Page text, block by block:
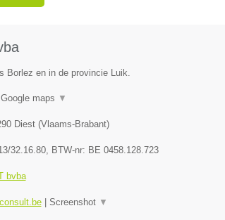
Borlez en in de provincie Luik.
Google maps ▼
Diest(Vlaams-Brabant)
32.16.80, BTW-nr: BE 0458.128.723
bvba
| Screenshot ▼